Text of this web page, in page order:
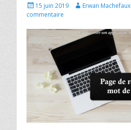
Posted
on
15 juin 2019 AuthorErwan Machefaux
commentaire